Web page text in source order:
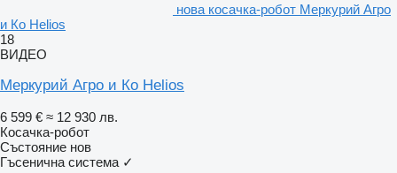
нова косачка-робот Меркурий Агро
и Ко Helios
18
ВИДЕО
Меркурий Агро и Ко Helios
6 599 € ≈ 12 930 лв.
Косачка-робот
Състояние нов
Гъсенична система ✓